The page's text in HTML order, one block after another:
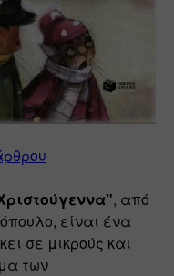
, από
είναι ένα
σε μικρούς και
των